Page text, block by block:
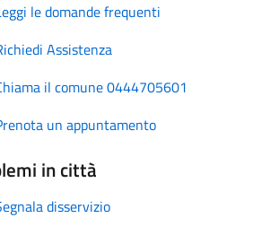
le domande frequenti
Assistenza
il comune 0444705601
un appuntamento
in città
disservizio